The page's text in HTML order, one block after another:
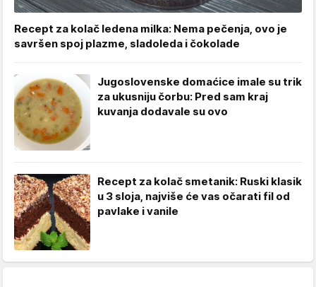
Recept za kolač ledena milka: Nema pečenja, ovo je
savršen spoj plazme, sladoleda i čokolade
Jugoslovenske domaćice imale su trik
za ukusniju čorbu: Pred sam kraj
kuvanja dodavale su ovo
Recept za kolač smetanik: Ruski klasik
u 3 sloja, najviše će vas očarati fil od
pavlake i vanile